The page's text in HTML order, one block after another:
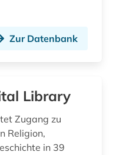
Zur Datenbank
Library
Zugang zu
Religion,
in 39